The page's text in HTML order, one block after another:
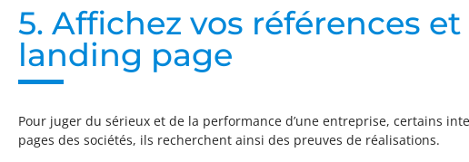
5. Affichez vos références
landing page
Pour juger du sérieux et de la performance d’une entreprise, certains
pages des sociétés, ils recherchent ainsi des preuves de réalisations.